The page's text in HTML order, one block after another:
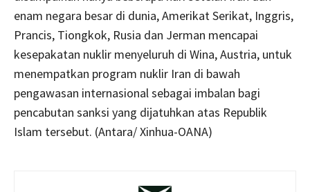
enam negara besar di dunia, Amerikat Serikat, Inggris,
Prancis, Tiongkok, Rusia dan Jerman mencapai
kesepakatan nuklir menyeluruh di Wina, Austria, untuk
menempatkan program nuklir Iran di bawah
pengawasan internasional sebagai imbalan bagi
pencabutan sanksi yang dijatuhkan atas Republik
Islam tersebut. (Antara/ Xinhua-OANA)